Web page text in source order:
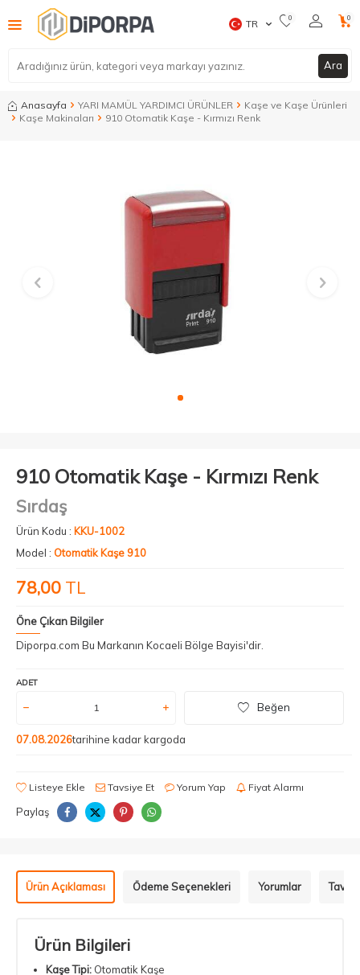
Ara
TR 0 0
Anasayfa YARI MAMÜL YARDIMCI ÜRÜNLER
Kaşe ve Kaşe Ürünleri
Kaşe Makinaları
910 Otomatik Kaşe - Kırmızı Renk
910 Otomatik Kaşe - Kırmızı Renk
Sırdaş
Ürün Kodu : KKU-1002
Model : Otomatik Kaşe 910
78,00 TL
Öne Çıkan Bilgiler
Diporpa.com Bu Markanın Kocaeli Bölge Bayisi'dir.
ADET
Beğen
07.08.2026tarihine kadar kargoda
Listeye Ekle Tavsiye Et Yorum Yap Fiyat Alarmı
Paylaş
Ürün Açıklaması Ödeme Seçenekleri Yorumlar
Ürün Bilgileri
KaşeTipi: Otomatik Kaşe